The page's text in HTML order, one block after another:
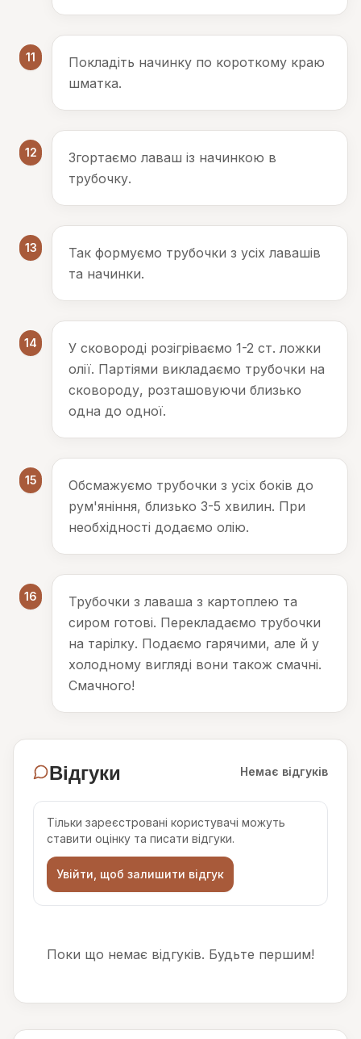
11
Покладіть начинку по короткому краю
шматка.
12
Згортаємо лаваш із начинкою в
трубочку.
13
Так формуємо трубочки з усіх лавашів
та начинки.
14
У сковороді розігріваємо 1-2 ст. ложки
олії. Партіями викладаємо трубочки на
сковороду, розташовуючи близько
одна до одної.
15
Обсмажуємо трубочки з усіх боків до
рум'яніння, близько 3-5 хвилин. При
необхідності додаємо олію.
16
Трубочки з лаваша з картоплею та
сиром готові. Перекладаємо трубочки
на тарілку. Подаємо гарячими, але й у
холодному вигляді вони також смачні.
Смачного!
Відгуки Немає відгуків
Тільки зареєстровані користувачі можуть
ставити оцінку та писати відгуки.
Увійти, щоб залишити відгук
Поки що немає відгуків. Будьте першим!